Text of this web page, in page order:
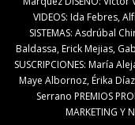
VIDEOS: Ida Febres,
SISTEMAS: Asdrúbal
Baldassa, Erick Mejias,
SUSCRIPCIONES: María
Maye Albornoz, Érika
Serrano PREMIOS
MARKETING Y